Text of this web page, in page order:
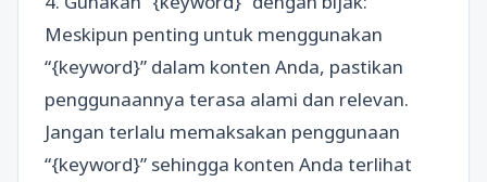
Meskipun penting untuk menggunakan
“{keyword}” dalam konten Anda, pastikan
penggunaannya terasa alami dan relevan.
Jangan terlalu memaksakan penggunaan
“{keyword}” sehingga konten Anda terlihat